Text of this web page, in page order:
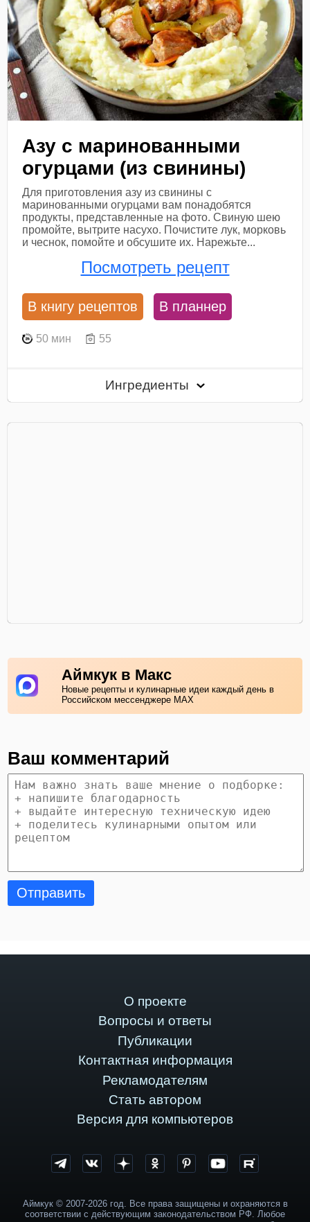
Азу с маринованными
огурцами (из свинины)
Для приготовления азу из свинины с
маринованными огурцами вам понадобятся
продукты, представленные на фото. Свиную шею
промойте, вытрите насухо. Почистите лук, морковь
и чеснок, помойте и обсушите их. Нарежьте...
Посмотреть рецепт
В книгу рецептов В планнер
50 мин 55
Ингредиенты
Аймкук в Макс
Новые рецепты и кулинарные идеи каждый день в
Российском мессенджере MAX
Ваш комментарий
Отправить
О проекте
Вопросы и ответы
Публикации
Контактная информация
Рекламодателям
Стать автором
Версия для компьютеров
Аймкук © 2007-2026 год. Все права защищены и охраняются в
соответствии с действующим законодательством РФ. Любое